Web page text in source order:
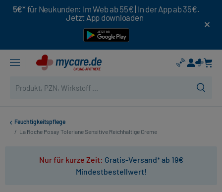
5€* für Neukunden: Im Web ab 55€ | In der App ab 35€.
Jetzt App downloaden
Feuchtigkeitspflege
/ La Roche Posay Toleriane Sensitive Reichhaltige Creme
Nur für kurze Zeit: Gratis-Versand* ab 19€
Mindestbestellwert!